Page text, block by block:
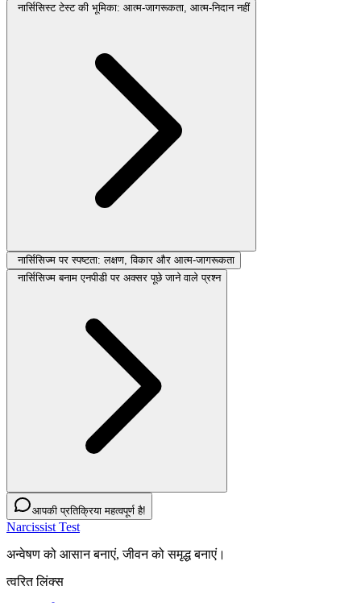
नार्सिसिस्ट टेस्ट की भूमिका: आत्म-जागरूकता, आत्म-निदान नहीं
नार्सिसिज्म पर स्पष्टता: लक्षण, विकार और आत्म-जागरूकता
नार्सिसिज्म बनाम एनपीडी पर अक्सर पूछे जाने वाले प्रश्न
आपकी प्रतिक्रिया महत्वपूर्ण है!
Narcissist Test
अन्वेषण को आसान बनाएं, जीवन को समृद्ध बनाएं।
त्वरित लिंक्स